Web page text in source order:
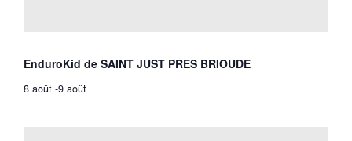
EnduroKid de SAINT JUST PRES BRIOUDE
8 août -9 août